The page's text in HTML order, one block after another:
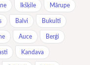
Ikšķile Mārupe
Balvi Bukulti
Auce Berģi
Kandava